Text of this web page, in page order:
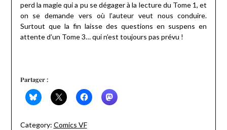
perd la magie qui a pu se dégager à la lecture du Tome 1, et
on se demande vers où l’auteur veut nous conduire.
Surtout que la fin laisse des questions en suspens en
attente d’un Tome 3… qui n’est toujours pas prévu !
Partager :
Category: Comics VF